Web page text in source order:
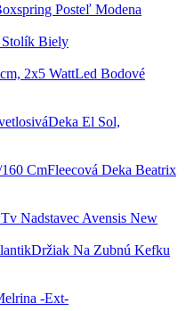
Posteľ Modena
Biely
Led Bodové
Deka El Sol,
Fleecová Deka Beatrix
Tv Nadstavec Avensis New
Držiak Na Zubnú Kefku
-Ext-